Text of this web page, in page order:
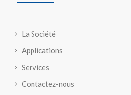
La Société
Applications
Services
Contactez-nous